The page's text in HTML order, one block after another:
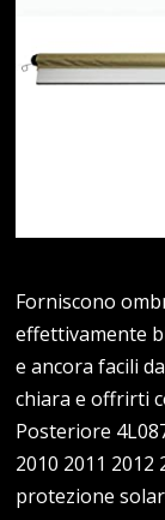
Forniscono
effettivamente
e ancora facili
chiara e offrirti
Posteriore
2010 2011 2012
protezione